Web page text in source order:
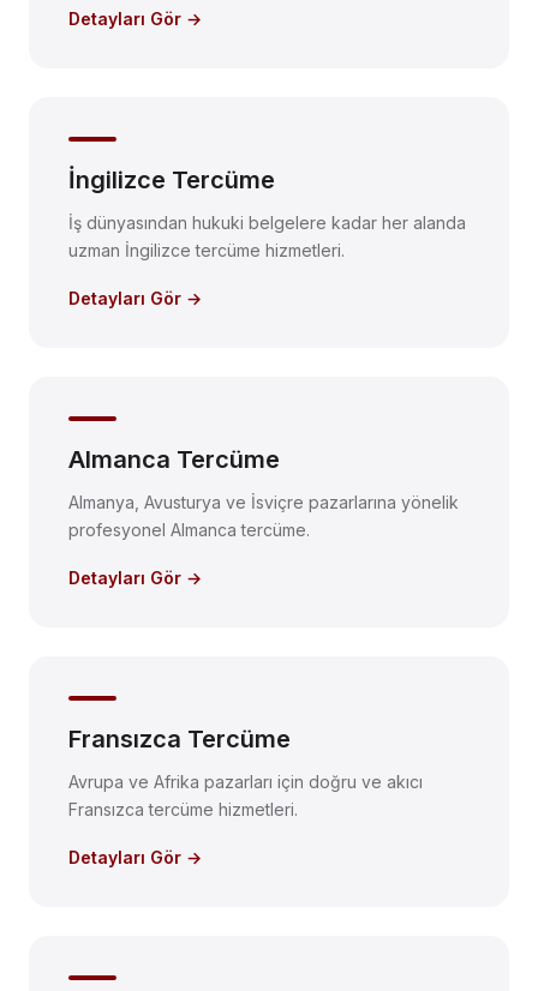
Detayları Gör →
İngilizce Tercüme
İş dünyasından hukuki belgelere kadar her alanda
uzman İngilizce tercüme hizmetleri.
Detayları Gör →
Almanca Tercüme
Almanya, Avusturya ve İsviçre pazarlarına yönelik
profesyonel Almanca tercüme.
Detayları Gör →
Fransızca Tercüme
Avrupa ve Afrika pazarları için doğru ve akıcı
Fransızca tercüme hizmetleri.
Detayları Gör →